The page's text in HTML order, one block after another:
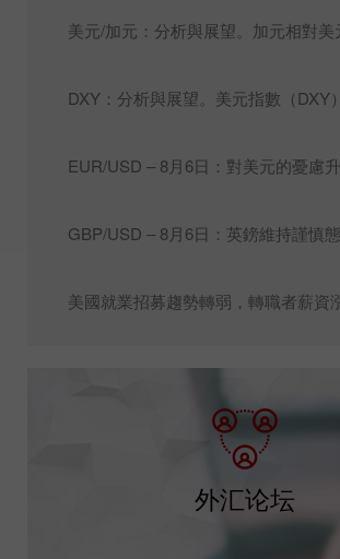
美元/加元：分析與展望。加元相對
DXY：分析與展望。美元指數（DXY
EUR/USD – 8月6日：對美元的憂慮
GBP/USD – 8月6日：英鎊維持謹慎
美國就業招募趨勢轉弱，轉職者薪資
外汇论坛